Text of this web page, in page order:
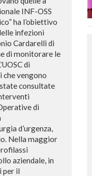
INF-OSS
ha l’obiettivo
infezioni
Cardarelli di
di monitorare le
di
che vengono
consultate
di
d’urgenza,
Nella maggior
aziendale, in
per il